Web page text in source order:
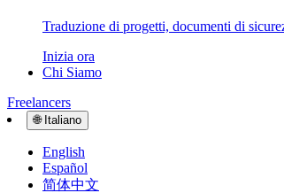
Traduzione di progetti, documenti di
Inizia ora
Chi Siamo
Freelancers
🌐 Italiano
English
Español
简体中文